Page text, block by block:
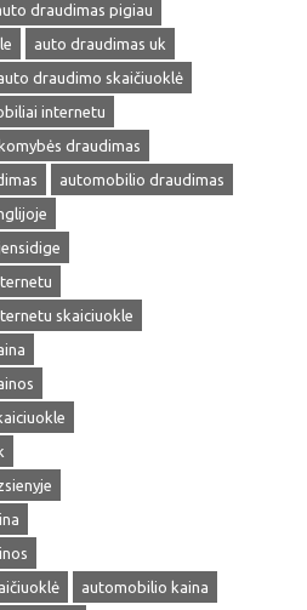
draudimas pigiau
auto draudimas uk
draudimo skaičiuoklė
internetu
draudimas
automobilio draudimas
skaiciuokle
automobilio kaina